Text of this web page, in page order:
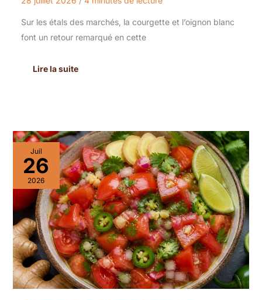
Sur les étals des marchés, la courgette et l’oignon blanc
font un retour remarqué en cette
Lire la suite
Juil
26
2026
Recette
de
salsa
de
tomates
au
gingembre
fraîche
et
savoureuse